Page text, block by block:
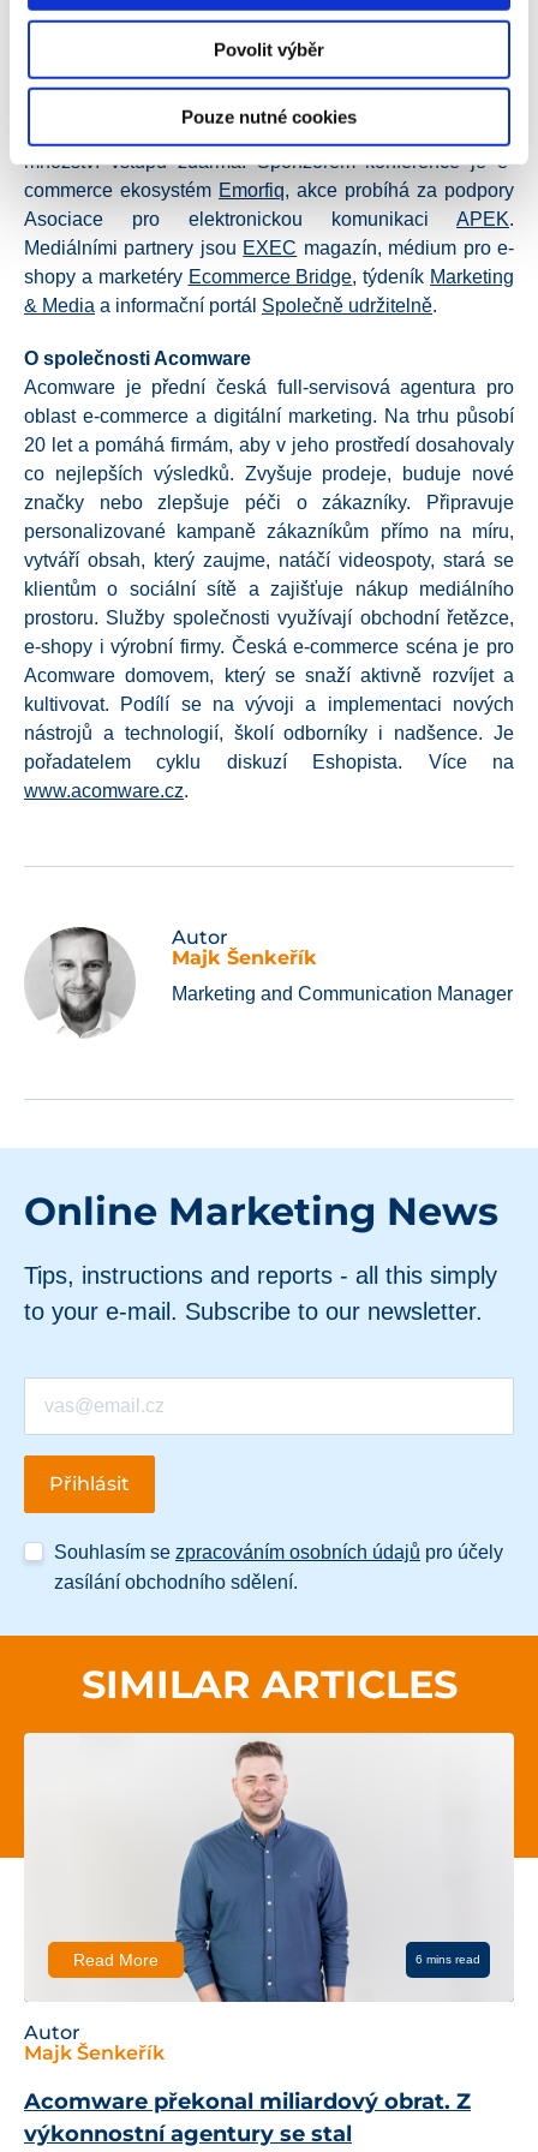
Povolit výběr
Pouze nutné cookies
continuous research ve výzkumné agentuře MEDIAN, a
Tereza Koubková
Celý program i vstupenky naleznete na adrese
množství vstupů zdarma. Sponzorem konference je e-
commerce ekosystém Emorfiq, akce probíhá za podpory
Asociace pro elektronickou komunikaci APEK.
Mediálními partnery jsou EXEC magazín, médium pro e-
shopy a marketéry Ecommerce Bridge, týdeník Marketing
& Media a informační portál Společně udržitelně.
O společnosti Acomware
Acomware je přední česká full-servisová agentura pro
oblast e-commerce a digitální marketing. Na trhu působí
20 let a pomáhá firmám, aby v jeho prostředí dosahovaly
co nejlepších výsledků. Zvyšuje prodeje, buduje nové
značky nebo zlepšuje péči o zákazníky. Připravuje
personalizované kampaně zákazníkům přímo na míru,
vytváří obsah, který zaujme, natáčí videospoty, stará se
klientům o sociální sítě a zajišťuje nákup mediálního
prostoru. Služby společnosti využívají obchodní řetězce,
e-shopy i výrobní firmy. Česká e-commerce scéna je pro
Acomware domovem, který se snaží aktivně rozvíjet a
kultivovat. Podílí se na vývoji a implementaci nových
nástrojů a technologií, školí odborníky i nadšence. Je
pořadatelem cyklu diskuzí Eshopista. Více na
www.acomware.cz.
Autor
Majk Šenkeřík
Marketing and Communication Manager
Online Marketing News
Tips, instructions and reports - all this simply
to your e-mail. Subscribe to our newsletter.
Souhlasím se zpracováním osobních údajů pro účely
zasílání obchodního sdělení.
SIMILAR ARTICLES
6 mins read
obrat. Z
Read More
Byznys pod útokem: 10 lekcí z
jak ochránit značku i e-shop